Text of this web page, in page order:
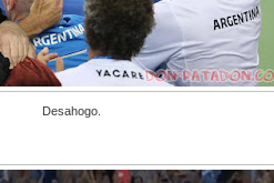
Desahogo.